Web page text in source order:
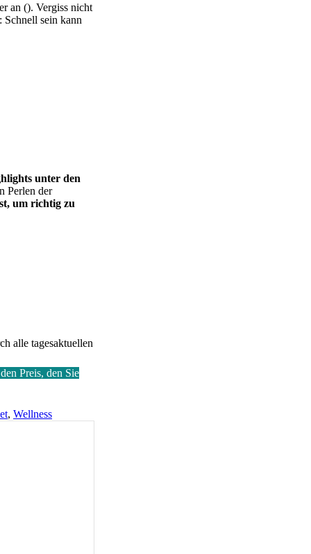
an (). Vergiss nicht
sein kann
unter den
Perlen der
um richtig zu
alle tagesaktuellen
Preis, den Sie
, Wellness